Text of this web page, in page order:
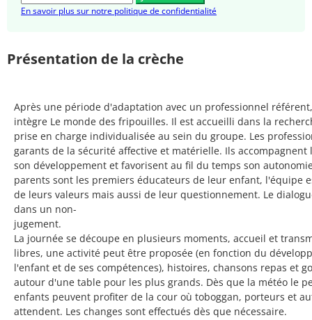
En savoir plus sur notre politique de confidentialité
Présentation de la crèche
Après une période d'adaptation avec un professionnel
intègre Le monde des fripouilles. Il est accueilli dans la
prise en charge individualisée au sein du groupe. Les
garants de la sécurité affective et matérielle. Ils accompagnent
son développement et favorisent au fil du temps son
parents sont les premiers éducateurs de leur enfant, l'équipe
de leurs valeurs mais aussi de leur questionnement. Le
dans un non-
La journée se découpe en plusieurs moments, accueil et
libres, une activité peut être proposée (en fonction du
l'enfant et de ses compétences), histoires, chansons repas et
autour d'une table pour les plus grands. Dès que la météo le
enfants peuvent profiter de la cour où toboggan, porteurs et
attendent. Les changes sont effectués dès que nécessaire.